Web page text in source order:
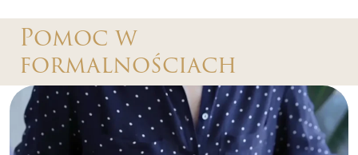
Pomoc w
formalnościach